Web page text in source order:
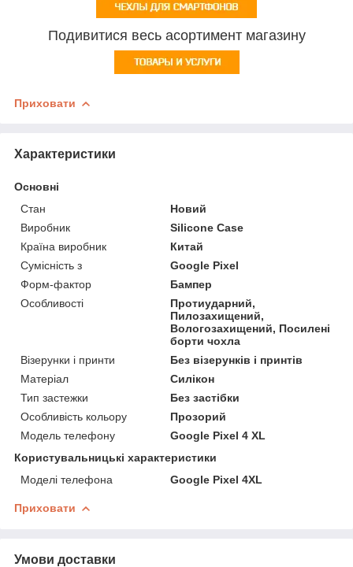
Подивитися весь асортимент магазину
Приховати
Характеристики
Основні
Стан
Новий
Виробник
Silicone Case
Країна виробник
Китай
Сумісність з
Google Pixel
Форм-фактор
Бампер
Особливості
Протиударний,
Пилозахищений,
Вологозахищений, Посилені
борти чохла
Візерунки і принти
Без візерунків і принтів
Матеріал
Силікон
Тип застежки
Без застібки
Особливість кольору
Прозорий
Модель телефону
Google Pixel 4 XL
Користувальницькі характеристики
Моделі телефона
Google Pixel 4XL
Приховати
Умови доставки